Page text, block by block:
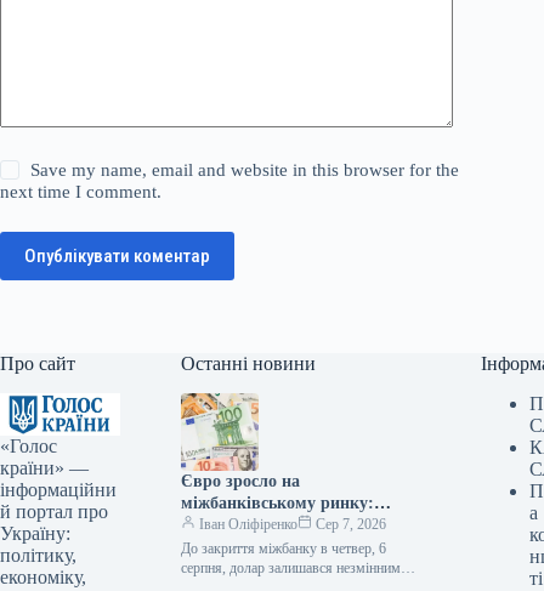
Save my name, email and website in this browser for the
next time I comment.
Опублікувати коментар
Про сайт
«Голос
країни» —
інформаційни
й портал про
Україну:
політику,
економіку,
Останні новини
Євро зросло на
міжбанківському ринку:
вартість валют на вечір –
Мінфін
Іван Оліфіренко
Сер 7, 2026
До закриття міжбанку в четвер, 6
серпня, долар залишався незмінним
а
ті